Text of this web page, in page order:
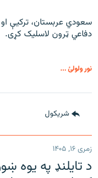
سعودي عربستان، ترکیې
دفاعي ټرون لاسلیک کړی.
نور ولولئ ...
شريکول
زمری ۱۶, ۱۴۰۵
د تایلنډ په یوه